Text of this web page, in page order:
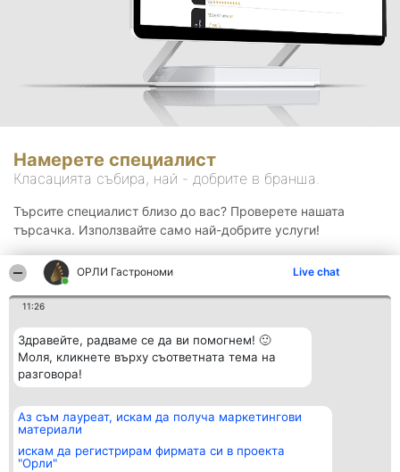
ОРЛИ Гастрономи Live chat
11:26
Здравейте, радваме се да ви помогнем! 🙂
Моля, кликнете върху съответната тема на
разговора!
Аз съм лауреат, искам да получа маркетингови
материали
искам да регистрирам фирмата си в проекта
"Орли"
Намерете специалист
Класацията събира, най - добрите в бранша.
Търсите специалист близо до вас? Проверете нашата
търсачка. Използвайте само най-добрите услуги!
Организатор на
класиране
BulevardulAleea Timișul De
Sus Nr. 2, Bl. A30, Sc. A, Et.
Класация
всички
Контакти